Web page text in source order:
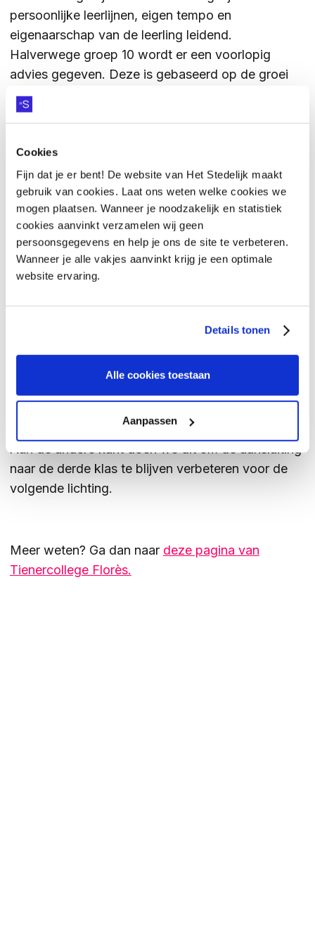
Cookies
Fijn dat je er bent! De website van Het Stedelijk maakt
gebruik van cookies. Laat ons weten welke cookies we
mogen plaatsen. Wanneer je noodzakelijk en statistiek
cookies aanvinkt verzamelen wij geen
persoonsgegevens en help je ons de site te verbeteren.
Wanneer je alle vakjes aanvinkt krijg je een optimale
website ervaring.
Details tonen
Alle cookies toestaan
Aanpassen
persoonlijke leerlijnen, eigen tempo en
eigenaarschap van de leerling leidend.
Halverwege groep 10 wordt er een voorlopig
advies gegeven. Deze is gebaseerd op de groei
van de leerling. Vervolgens kijken we samen met
hun ouders, coach en decaan naar welke school in
coachingsgesprekken, decaan gesprekken en
geven inzicht in de data van informatieavonden en
open dagen. Kortom; wij zijn er voor de volledige
begeleiding van de schakeling en aanmelding voor
het vervolgonderwijs.
STOPT HET ALS DE LEERLINGEN
NAAR DE 3E KLAS ZIJN?
Zeker niet. Na de schakeling naar de 3e klas
blijven we de (oud)leerlingen opzoeken op school
en evalueren we samen met de decaan, de leerling
kant om te zien hoe het met de leerling zelf gaat.
Aan de andere kant doen we dit om de aansluiting
naar de derde klas te blijven verbeteren voor de
volgende lichting.
Meer weten? Ga dan naar deze pagina van
Tienercollege Florès.